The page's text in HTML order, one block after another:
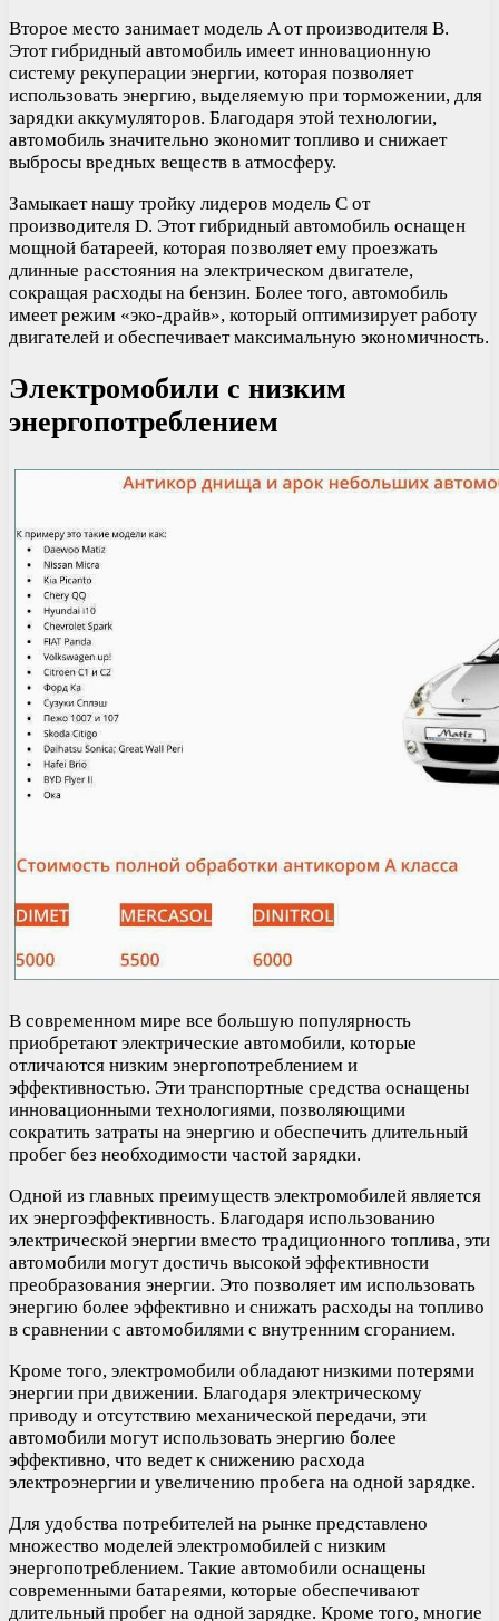
Второе место занимает модель A от производителя B.
Этот гибридный автомобиль имеет инновационную
систему рекуперации энергии, которая позволяет
использовать энергию, выделяемую при торможении, для
зарядки аккумуляторов. Благодаря этой технологии,
автомобиль значительно экономит топливо и снижает
выбросы вредных веществ в атмосферу.
Замыкает нашу тройку лидеров модель C от
производителя D. Этот гибридный автомобиль оснащен
мощной батареей, которая позволяет ему проезжать
длинные расстояния на электрическом двигателе,
сокращая расходы на бензин. Более того, автомобиль
имеет режим «эко-драйв», который оптимизирует работу
двигателей и обеспечивает максимальную экономичность.
Электромобили с низким
энергопотреблением
В современном мире все большую популярность
приобретают электрические автомобили, которые
отличаются низким энергопотреблением и
эффективностью. Эти транспортные средства оснащены
инновационными технологиями, позволяющими
сократить затраты на энергию и обеспечить длительный
пробег без необходимости частой зарядки.
Одной из главных преимуществ электромобилей является
их энергоэффективность. Благодаря использованию
электрической энергии вместо традиционного топлива, эти
автомобили могут достичь высокой эффективности
преобразования энергии. Это позволяет им использовать
энергию более эффективно и снижать расходы на топливо
в сравнении с автомобилями с внутренним сгоранием.
Кроме того, электромобили обладают низкими потерями
энергии при движении. Благодаря электрическому
приводу и отсутствию механической передачи, эти
автомобили могут использовать энергию более
эффективно, что ведет к снижению расхода
электроэнергии и увеличению пробега на одной зарядке.
Для удобства потребителей на рынке представлено
множество моделей электромобилей с низким
энергопотреблением. Такие автомобили оснащены
современными батареями, которые обеспечивают
длительный пробег на одной зарядке. Кроме того, многие